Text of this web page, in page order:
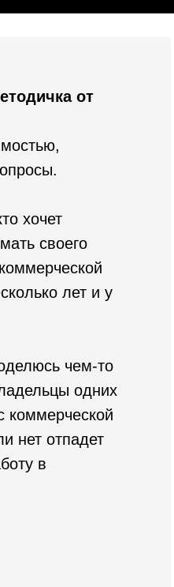
от
хочет
своего
лет и у
чем-то
одних
коммерческой
нет отпадет
в